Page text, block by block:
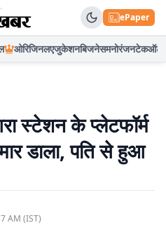
ePaper
ओरिजिनलएजुकेशनबिजनेसमनोरंजनटेकऑटो
स्टेशन के प्लेटफॉर्म
डाला, पति से हुआ
AM (IST)